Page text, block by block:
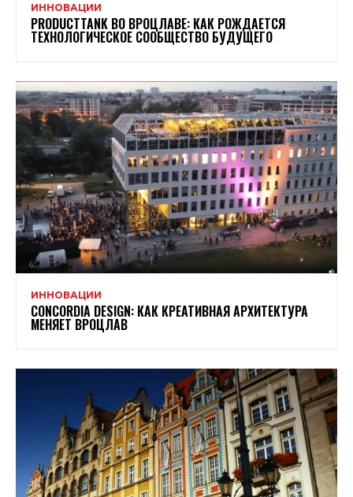
ИННОВАЦИИ
PRODUCTTANK ВО ВРОЦЛАВЕ: КАК РОЖДАЕТСЯ
ТЕХНОЛОГИЧЕСКОЕ СООБЩЕСТВО БУДУЩЕГО
ИННОВАЦИИ
CONCORDIA DESIGN: КАК КРЕАТИВНАЯ АРХИТЕКТУРА
МЕНЯЕТ ВРОЦЛАВ